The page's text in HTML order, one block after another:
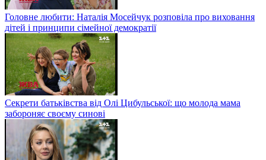
Головне любити: Наталія Мосейчук розповіла про виховання
дітей і принципи сімейної демократії
Секрети батьківства від Олі Цибульської: що молода мама
забороняє своєму синові